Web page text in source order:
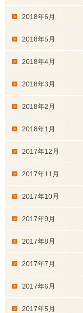
2018年6月
2018年5月
2018年4月
2018年3月
2018年2月
2018年1月
2017年12月
2017年11月
2017年10月
2017年9月
2017年8月
2017年7月
2017年6月
2017年5月